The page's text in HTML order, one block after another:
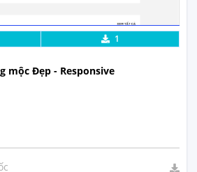
Xem Thực Tế
1
mộc Đẹp - Responsive